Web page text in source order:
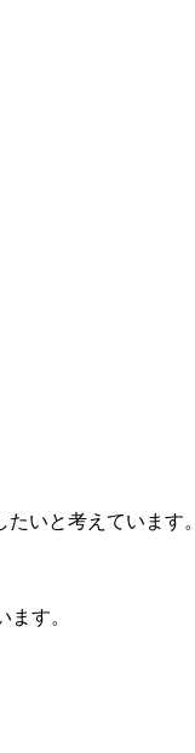
いと考えています。
す。